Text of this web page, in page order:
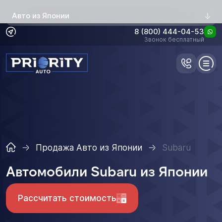
Авто из Японии
8 (800) 444-04-53
Звонок бесплатный
Продажа Авто из Японии Subaru
Автомобили Subaru из Японии
Рассчитать стоимость